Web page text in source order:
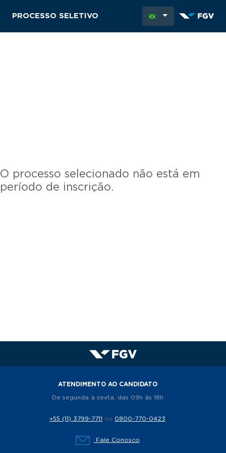
PROCESSO SELETIVO
O processo selecionado não está em
período de inscrição.
ATENDIMENTO AO CANDIDATO
De segunda à sexta, das 09h às 18h
+55 (11) 3799-7711 ou 0800-770-0423
Fale Conosco